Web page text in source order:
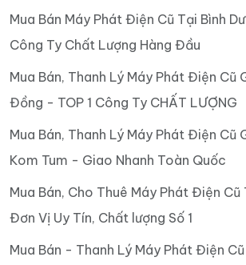
Mua Bán Máy Phát Điện Cũ Tại Bình
Công Ty Chất Lượng Hàng Đầu
Mua Bán, Thanh Lý Máy Phát Điện Cũ
Đồng - TOP 1 Công Ty CHẤT LƯỢNG
Mua Bán, Thanh Lý Máy Phát Điện Cũ
Kom Tum - Giao Nhanh Toàn Quốc
Mua Bán, Cho Thuê Máy Phát Điện
Đơn Vị Uy Tín, Chất lượng Số 1
Mua Bán - Thanh Lý Máy Phát Điện